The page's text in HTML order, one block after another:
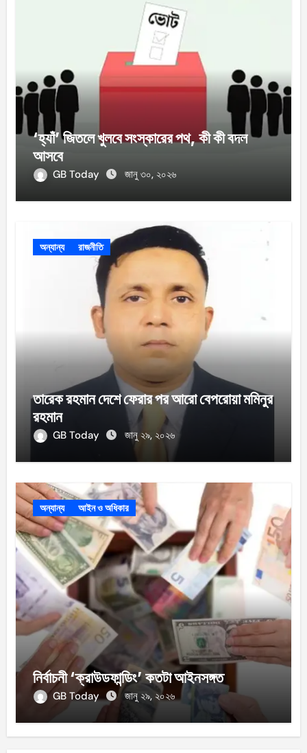
‘হ্যাঁ’ জিতলে খুলবে সংস্কারের পথ, কী কী বদল
আসবে
GB Today জানু ৩০, ২০২৬
অন্যান্য রাজনীতি
তারেক রহমান দেশে ফেরার পর আরো বেপরোয়া মমিনুর
রহমান
GB Today জানু ২৯, ২০২৬
অন্যান্য আইন ও অধিকার
নির্বাচনী ‘ক্রাউডফান্ডিং’ কতটা আইনসঙ্গত
GB Today জানু ২৯, ২০২৬